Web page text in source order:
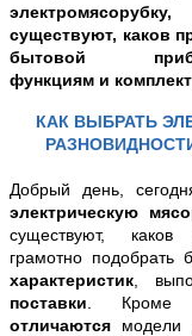
существуют, каков
бытовой
функциям и
КАК ВЫБРАТЬ
Добрый день,
электрическую
существуют, каков
грамотно подобрать
характеристик
поставки . Кроме
отличаются модели